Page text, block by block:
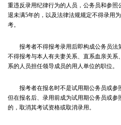
重违反录用纪律行为的人员，公务员和参
退未满5年的，以及法律法规规定不得录用
考。
报考者不得报考录用后即构成公务员法
不得报考与本人有夫妻关系、直系血亲关
系的人员担任领导成员的用人单位的职位。
报考者在报名时不是试用期公务员或参
但在报名后、录用前成为试用期公务员或参
的，取消其考试资格或取消录用。